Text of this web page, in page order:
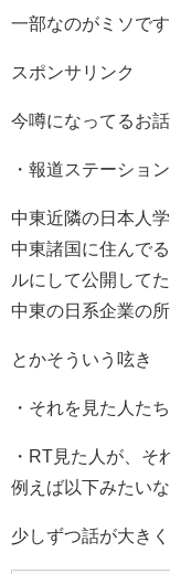
一部なのがミソで
スポンサリンク
今噂になってるお
・報道ステーショ
中東近隣の日本人
中東諸国に住んで
ルにして公開してた
中東の日系企業の
とかそういう呟き
・それを見た人た
・RT見た人が、そ
例えば以下みたい
少しずつ話が大き